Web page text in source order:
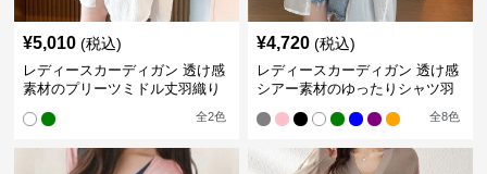
¥5,010 (税込)
レディースカーディガン 透け感
素材のプリーツミドル丈羽織り
全2色
¥4,720 (税込)
レディースカーディガン 透け感
シアー素材のゆったりシャツ羽
全8色